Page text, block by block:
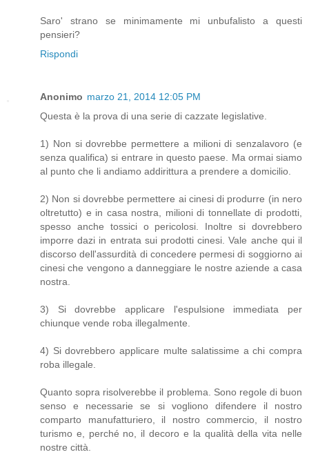
Saro' strano se minimamente mi unbufalisto a questi
pensieri?
Rispondi
Anonimo marzo 21, 2014 12:05 PM
Questa è la prova di una serie di cazzate legislative.
1) Non si dovrebbe permettere a milioni di senzalavoro (e
senza qualifica) si entrare in questo paese. Ma ormai siamo
al punto che li andiamo addirittura a prendere a domicilio.
2) Non si dovrebbe permettere ai cinesi di produrre (in nero
oltretutto) e in casa nostra, milioni di tonnellate di prodotti,
spesso anche tossici o pericolosi. Inoltre si dovrebbero
imporre dazi in entrata sui prodotti cinesi. Vale anche qui il
discorso dell'assurdità di concedere permesi di soggiorno ai
cinesi che vengono a danneggiare le nostre aziende a casa
nostra.
3) Si dovrebbe applicare l'espulsione immediata per
chiunque vende roba illegalmente.
4) Si dovrebbero applicare multe salatissime a chi compra
roba illegale.
Quanto sopra risolverebbe il problema. Sono regole di buon
senso e necessarie se si vogliono difendere il nostro
comparto manufatturiero, il nostro commercio, il nostro
turismo e, perché no, il decoro e la qualità della vita nelle
nostre città.